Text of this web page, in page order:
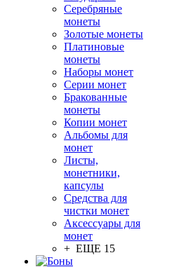
Серебряные
монеты
Золотые монеты
Платиновые
монеты
Наборы монет
Серии монет
Бракованные
монеты
Копии монет
Альбомы для
монет
Листы,
монетники,
капсулы
Средства для
чистки монет
Аксессуары для
монет
+ ЕЩЕ 15